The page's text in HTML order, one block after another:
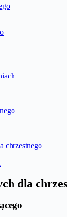
chrzestnego
dla